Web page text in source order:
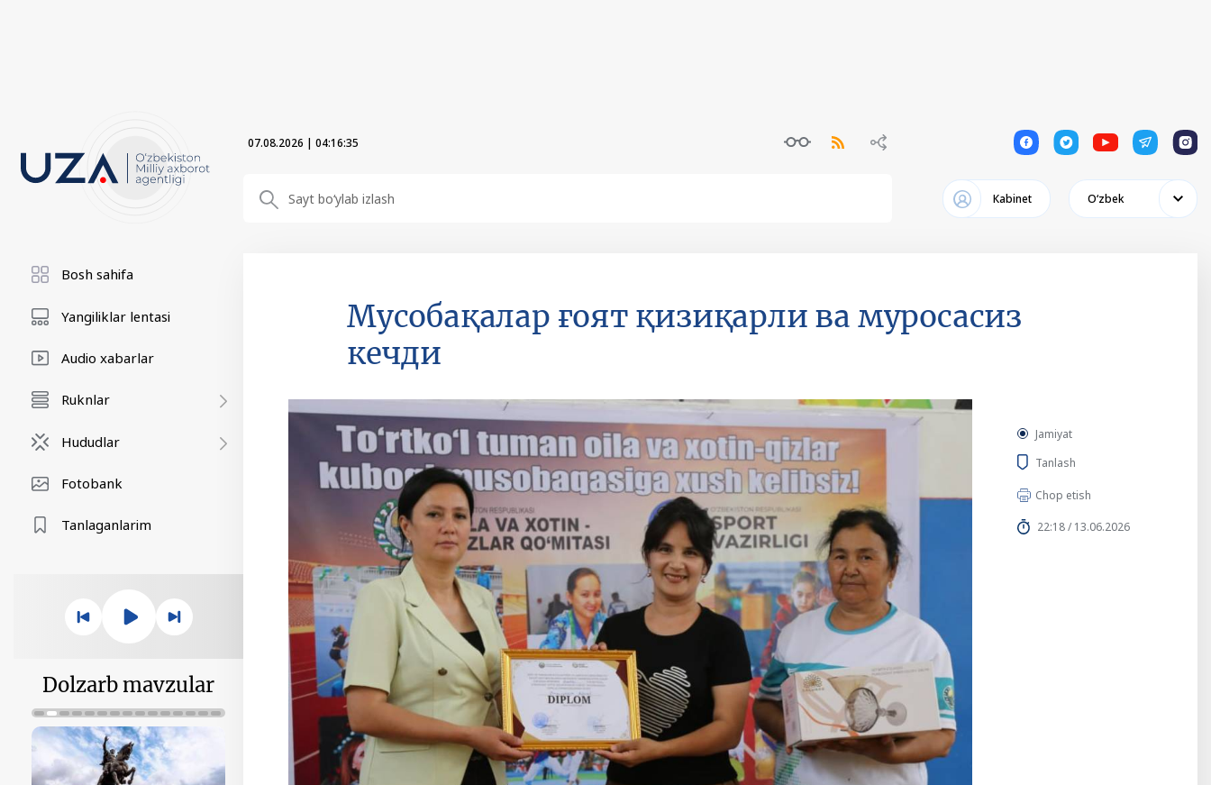
07.08.2026 | 04:16:36 1 1 1 1 1
Кabinet Oʻzbek
Bosh sahifa
Yangiliklar lentasi
Audio xabarlar
Ruknlar
Hududlar
Fotobank
Tanlaganlarim
Dolzarb mavzular
Мусобақалар ғоят қизиқарли ва муросасиз
кечди
Jamiyat
Tanlash
Chop etish
22:18 / 13.06.2026